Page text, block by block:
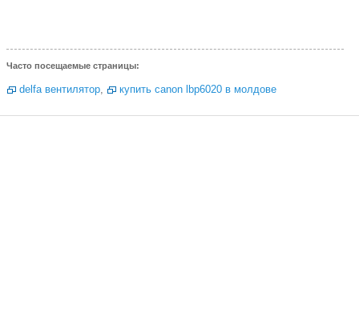
Часто посещаемые страницы:
delfa вентилятор, купить canon lbp6020 в молдове